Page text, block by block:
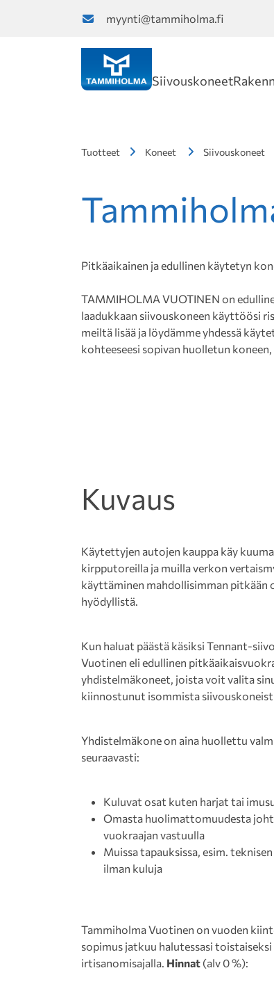
myynti@tammiholma.fi
Siivouskoneet
Tuotteet Koneet Siivouskoneet
Pitkäaikainen ja edullinen käytetyn
TAMMIHOLMA VUOTINEN on
laadukkaan siivouskoneen käyttöösi
meiltä lisää ja löydämme yhdessä
kohteeseesi sopivan huolletun
Kuvaus
Käytettyjen autojen kauppa käy
kirpputoreilla ja muilla verkon
käyttäminen mahdollisimman pitkään
hyödyllistä.
Kun haluat päästä käsiksi Tennant-
Vuotinen eli edullinen
yhdistelmäkoneet, joista voit valita
kiinnostunut isommista
Yhdistelmäkone on aina huollettu
seuraavasti:
Kuluvat osat kuten harjat tai
Omasta huolimattomuudesta
vuokraajan vastuulla
Muissa tapauksissa, esim.
ilman kuluja
Tammiholma Vuotinen on vuoden
sopimus jatkuu halutessasi
irtisanomisajalla. Hinnat (alv 0 %):